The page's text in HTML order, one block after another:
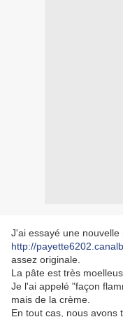
J'ai essayé une
http://
assez originale.
La pâte est très
Je l'ai appelé "façon
mais de la crème.
En tout cas, nous avons